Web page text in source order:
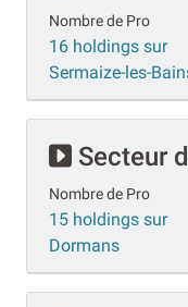
Nombre de Pro
16 holdings sur
Sermaize-les-
Secteur
Nombre de Pro
15 holdings sur
Dormans